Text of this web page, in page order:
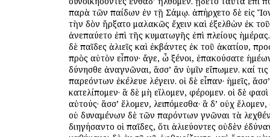
παρὰ τῶν παίδων ἐν τῇ Σάμῳ. ἀπήρχετο δὲ εἰς
τὴν ὁδὸν ἤρξατο μαλακῶς ἔχειν καὶ ἐξελθὼν ἐκ
ἀνεπαύετο ἐπὶ τῆς κυματωγῆς ἐπὶ πλείους
δὲ παῖδες ἁλιεῖς καὶ ἐκβάντες ἐκ τοῦ ἀκατίου,
πρὸς αὐτὸν εἶπον· ἄγε, ὦ ξένοι, ἐπακούσατε
δύνησθε ἀναγνῶναι, ἅσσ’ ἂν ὑμῖν εἴπωμεν. καί
παρεόντων ἐκέλευε λέγειν. οἱ δὲ εἶπαν· ἡμεῖς,
κατελίπομεν· ἃ δὲ μὴ εἵλομεν, φέρομεν. οἱ δὲ
αὐτούς· ἅσσ’ ἕλομεν, λειπόμεσθα· ἃ δ’ οὐχ
οὐ δυναμένων δὲ τῶν παρόντων γνῶναι τὰ
διηγήσαντο οἱ παῖδες, ὅτι ἁλιεύοντες οὐδὲν